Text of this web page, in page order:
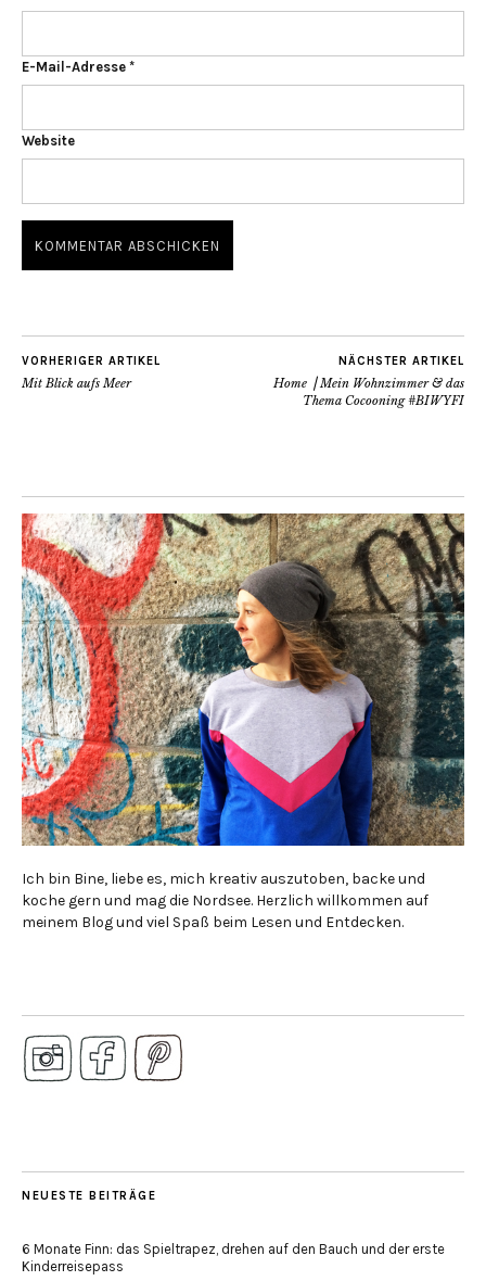
E-Mail-Adresse *
Website
VORHERIGER ARTIKEL
Mit Blick aufs Meer
NÄCHSTER ARTIKEL
Home ⎟ Mein Wohnzimmer & das
Thema Cocooning #BIWYFI
Ich bin Bine, liebe es, mich kreativ auszutoben, backe und
koche gern und mag die Nordsee. Herzlich willkommen auf
meinem Blog und viel Spaß beim Lesen und Entdecken.
NEUESTE BEITRÄGE
6 Monate Finn: das Spieltrapez, drehen auf den Bauch und der erste
Kinderreisepass